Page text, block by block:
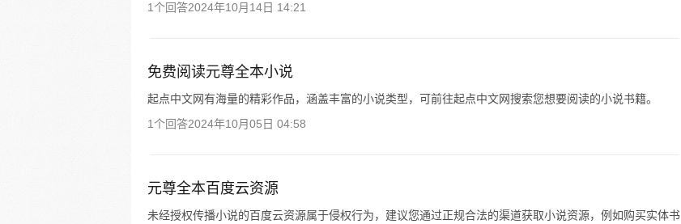
1个回答2024年10月14日 14:21
免费阅读元尊全本小说
起点中文网有海量的精彩作品，涵盖丰富的小说类型，可前往起点中文网搜索您想要阅读的小说书籍。
1个回答2024年10月05日 04:58
元尊全本百度云资源
未经授权传播小说的百度云资源属于侵权行为，建议您通过正规合法的渠道获取小说资源，例如购买实体书